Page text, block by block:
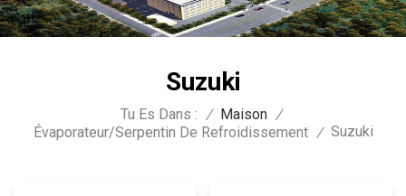
Suzuki
Tu Es Dans : / Maison /
Évaporateur/serpentin De Refroidissement / Suzuki